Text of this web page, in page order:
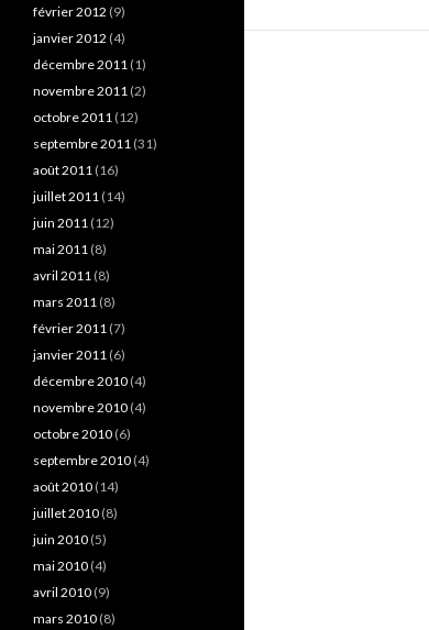
février 2012 (9)
janvier 2012 (4)
décembre 2011 (1)
novembre 2011 (2)
octobre 2011 (12)
septembre 2011 (31)
août 2011 (16)
juillet 2011 (14)
juin 2011 (12)
mai 2011 (8)
avril 2011 (8)
mars 2011 (8)
février 2011 (7)
janvier 2011 (6)
décembre 2010 (4)
novembre 2010 (4)
octobre 2010 (6)
septembre 2010 (4)
août 2010 (14)
juillet 2010 (8)
juin 2010 (5)
mai 2010 (4)
avril 2010 (9)
mars 2010 (8)